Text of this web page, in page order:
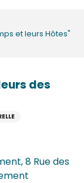
et leurs Hôtes"
des
8 Rue des